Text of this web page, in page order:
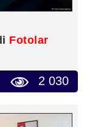
Fotolar
2 030